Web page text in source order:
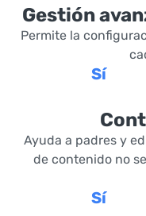
Gestión
Permite la
Sí
Ayuda a padres y
de contenido no
Sí